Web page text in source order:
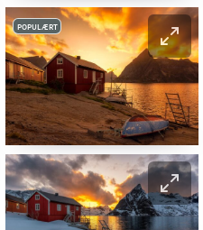
POPULÆRT